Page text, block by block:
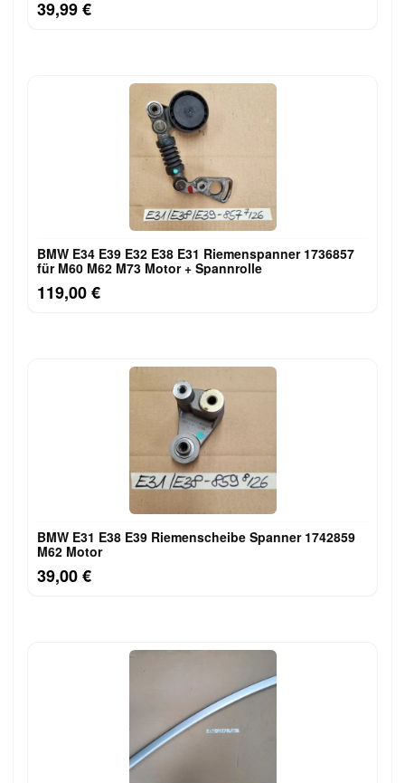
39,99 €
BMW E34 E39 E32 E38 E31 Riemenspanner 1736857
für M60 M62 M73 Motor + Spannrolle
119,00 €
BMW E31 E38 E39 Riemenscheibe Spanner 1742859
M62 Motor
39,00 €